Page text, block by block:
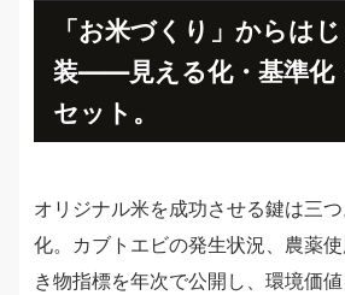
「お米づくり」からは
装——見える化・基準化
セット。
オリジナル米を成功させる鍵は三
化。カブトエビの発生状況、農薬
き物指標を年次で公開し、環境価